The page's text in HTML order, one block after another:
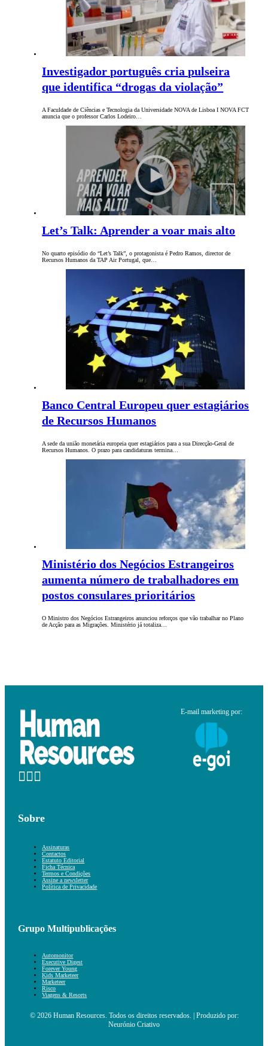
Investigador português cria pulseira
que identifica “drogas da violação”
A Faculdade de Ciências e Tecnologia da Universidade NOVA de Lisboa I NOVA FCT
anuncia que o professor Carlos Lodeiro…
Let’s Talk: Aprender a voar mais alto
No quarto episódio do “Let’s Talk”, o protagonista é Pedro Ramos, director de
Recursos Humanos da TAP Air Portugal, que…
Banco Central Europeu quer estagiários
de Recursos Humanos
A sede da união monetária europeia quer estagiários para a sua Direcção-Geral de
Recursos Humanos. O prazo para candidaturas termina…
Ministério dos Negócios Estrangeiros
aumenta número de trabalhadores em
postos consulares prioritários
O Ministro dos Negócios Estrangeiros anunciou reforços que vão trabalhar no Plano
de Acção para as Migrações. Ministério já totaliza…
E-mail marketing por:
Sobre
Assinaturas
Contactos
Estatuto Editorial
Ficha Técnica
Termos e Condições
Assine a newsletter
Política de Privacidade
Grupo Multipublicações
Automonitor
Executive Digest
Forever Young
Kids Marketeer
Marketeer
Risco
Viagens & Resorts
© 2026 Human Resources. Todos os direitos reservados. | Produzido por:
Neurónio Criativo